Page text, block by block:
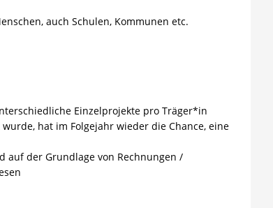
auch Schulen, Kommunen etc.
Einzelprojekte pro Träger*in
hat im Folgejahr wieder die Chance, eine
auf der Grundlage von Rechnungen /